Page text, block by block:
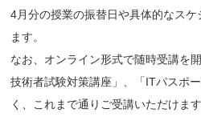
4月分の授業の振替日や具体的なス
ます。
なお、オンライン形式で随時受講を
技術者試験対策講座」、「ITパスポ
く、これまで通りご受講いただけます